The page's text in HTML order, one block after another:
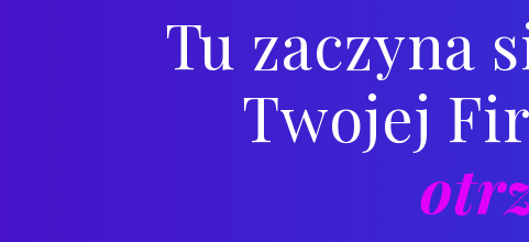
Tu zaczyna
Twojej